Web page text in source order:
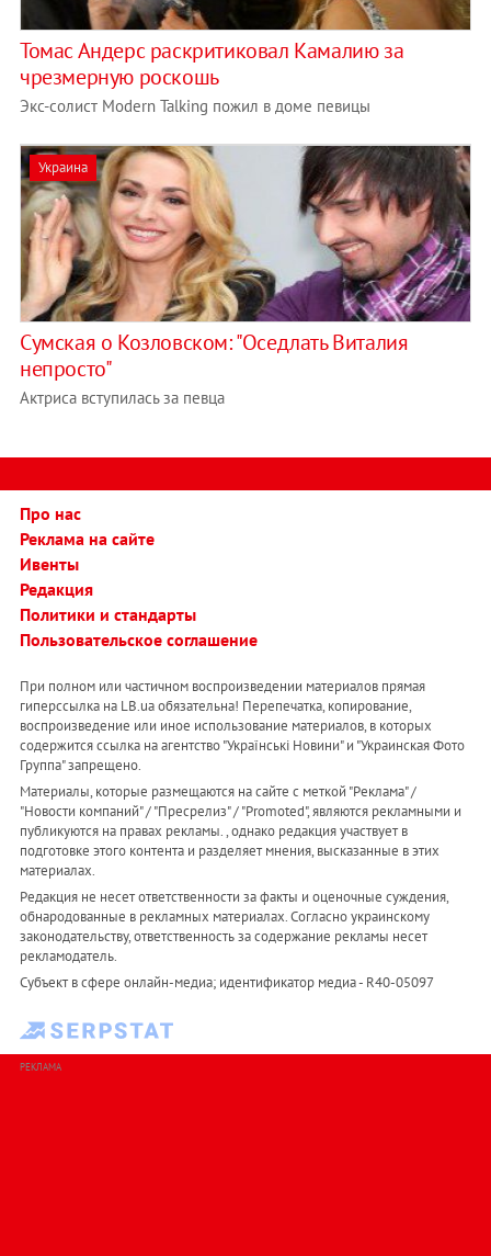
Томас Андерс раскритиковал Камалию за
чрезмерную роскошь
Экс-солист Modern Talking пожил в доме певицы
Украина
Сумская о Козловском: "Оседлать Виталия
непросто"
Актриса вступилась за певца
Про нас
Реклама на сайте
Ивенты
Редакция
Политики и стандарты
Пользовательское соглашение
При полном или частичном воспроизведении материалов прямая
гиперссылка на LB.ua обязательна! Перепечатка, копирование,
воспроизведение или иное использование материалов, в которых
содержится ссылка на агентство "Українськi Новини" и "Украинская Фото
Группа" запрещено.
Материалы, которые размещаются на сайте с меткой "Реклама" /
"Новости компаний" / "Пресрелиз" / "Promoted", являются рекламными и
публикуются на правах рекламы. , однако редакция участвует в
подготовке этого контента и разделяет мнения, высказанные в этих
материалах.
Редакция не несет ответственности за факты и оценочные суждения,
обнародованные в рекламных материалах. Согласно украинскому
законодательству, ответственность за содержание рекламы несет
рекламодатель.
Субъект в сфере онлайн-медиа; идентификатор медиа - R40-05097
РЕКЛАМА